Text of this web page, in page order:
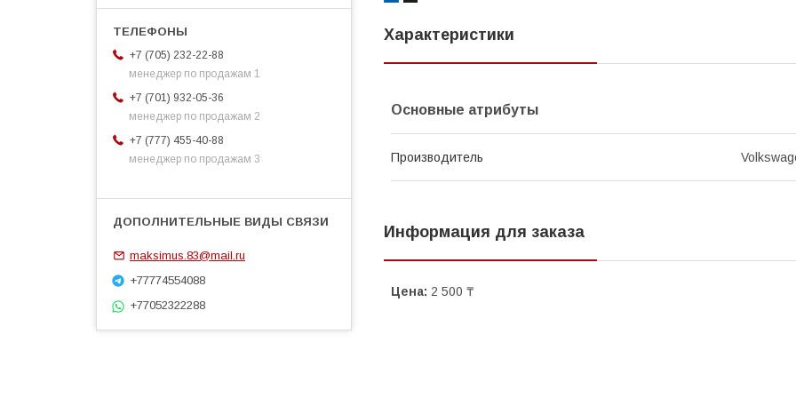
Характеристики
Основные атрибуты
Производитель
Информация для заказа
Цена: 2 500 ₸
+7 (705) 232-22-88
менеджер по продажам 1
+7 (701) 932-05-36
менеджер по продажам 2
+7 (777) 455-40-88
менеджер по продажам 3
maksimus.83@mail.ru
+77774554088
+77052322288